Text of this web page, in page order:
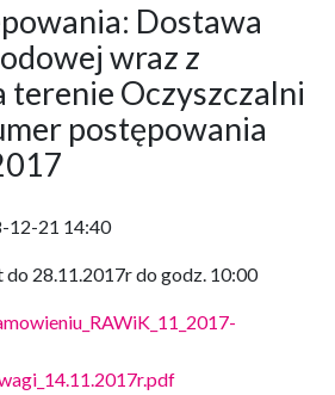
Dostawa
wraz z
terenie Oczyszczalni
postępowania
12-21 14:40
do 28.11.2017r do godz. 10:00